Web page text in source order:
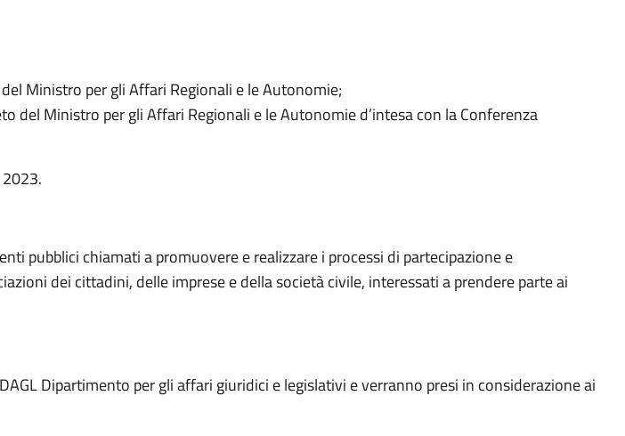
Ministro per gli Affari Regionali e le Autonomie;
del Ministro per gli Affari Regionali e le Autonomie d’intesa con la Conferenza
pubblici chiamati a promuovere e realizzare i processi di partecipazione e
dei cittadini, delle imprese e della società civile, interessati a prendere parte ai
Dipartimento per gli affari giuridici e legislativi e verranno presi in considerazione ai